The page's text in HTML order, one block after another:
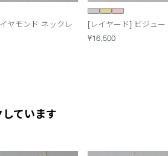
ヤモンド ネックレ
[レイヤード] ビジュー
¥16,500
ています